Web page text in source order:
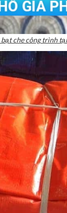
che công trình